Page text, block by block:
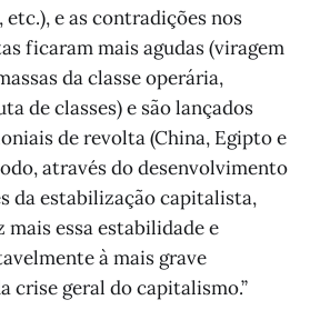
e as contradições nos
ficaram mais agudas (viragem
da classe operária,
de classes) e são lançados
de revolta (China, Egipto e
através do desenvolvimento
da estabilização capitalista,
mais essa estabilidade e
à mais grave
crise geral do capitalismo.”